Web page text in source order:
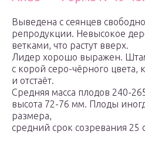
Выведена с сеянцев
репродукции. Невысокое
ветками, что растут вверх.
Лидер хорошо выражен.
с корой серо-чёрного цвета,
и отстаёт.
Средняя масса плодов 240-
высота 72-76 мм. Плоды
размера,
средний срок созревания 25